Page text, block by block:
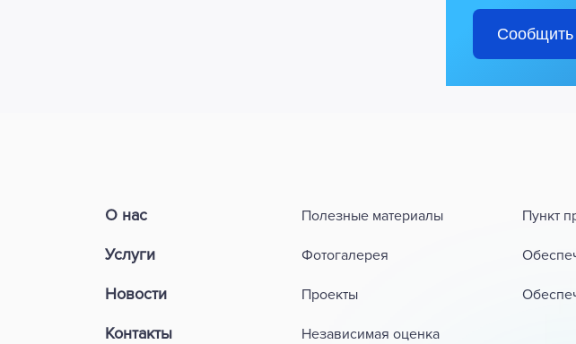
О нас
Услуги
Новости
Контакты
Полезные материалы
Фотогалерея
Проекты
Независимая оценка
Пункт